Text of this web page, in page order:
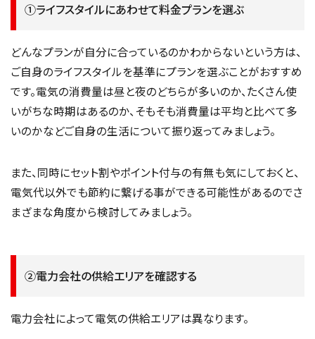
①ライフスタイルにあわせて料金プランを選ぶ
どんなプランが自分に合っているのかわからないという方は、
ご自身のライフスタイルを基準にプランを選ぶことがおすすめ
です。電気の消費量は昼と夜のどちらが多いのか、たくさん使
いがちな時期はあるのか、そもそも消費量は平均と比べて多
いのかなどご自身の生活について振り返ってみましょう。
また、同時にセット割やポイント付与の有無も気にしておくと、
電気代以外でも節約に繋げる事ができる可能性があるのでさ
まざまな角度から検討してみましょう。
②電力会社の供給エリアを確認する
電力会社によって電気の供給エリアは異なります。